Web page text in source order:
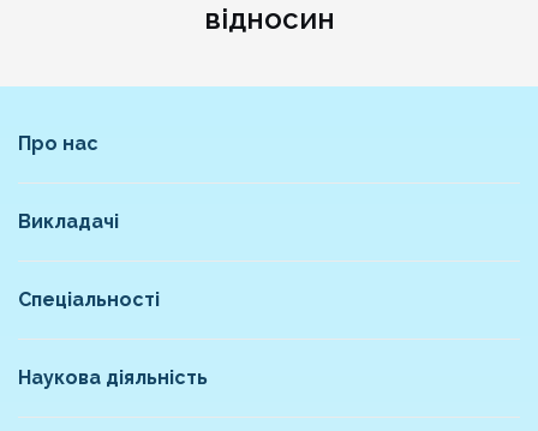
відносин
Про нас
Викладачі
Спеціальності
Наукова діяльність